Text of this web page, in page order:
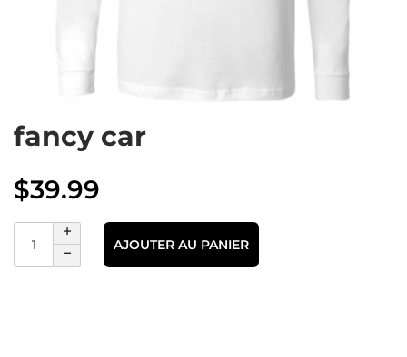
fancy car
$39.99
AJOUTER AU PANIER